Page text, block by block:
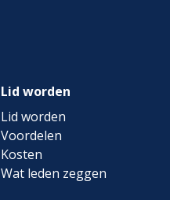
Lid worden
Lid worden
Voordelen
Kosten
Wat leden zeggen